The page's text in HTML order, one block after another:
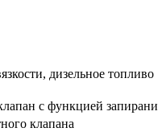
дизельное топливо
с функцией
клапана